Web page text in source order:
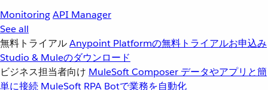
MonitoringAPI Manager
See all
無料トライアルAnypoint Platformの無料トライアルお申込み
Studio & Muleのダウンロード
ビジネス担当者向け MuleSoft Composer データやアプリと簡
単に接続 MuleSoft RPA Botで業務を自動化